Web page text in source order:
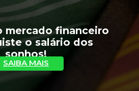
mercado financeiro
o salário dos
sonhos!
SAIBA MAIS